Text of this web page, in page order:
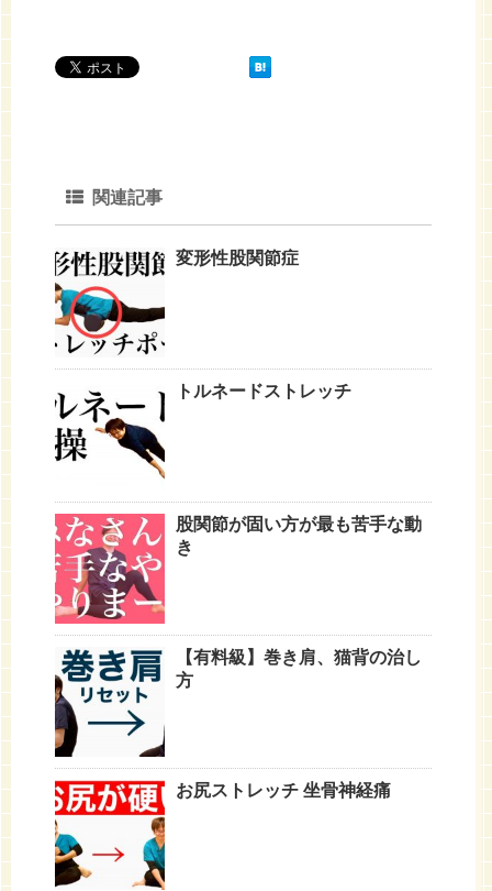
関連記事
変形性股関節症
トルネードストレッチ
股関節が固い方が最も苦手な動
き
【有料級】巻き肩、猫背の治し
方
お尻ストレッチ 坐骨神経痛